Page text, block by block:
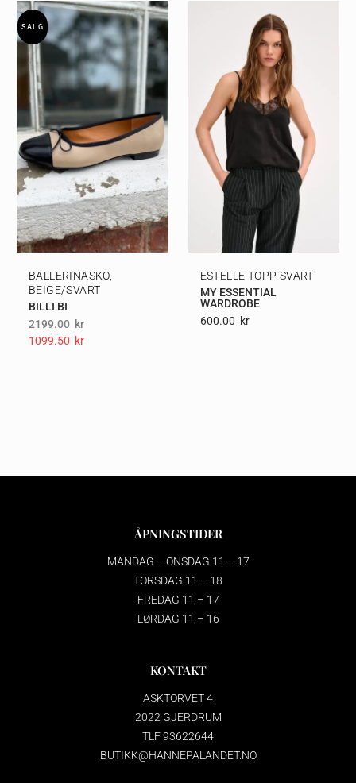
SALG
BALLERINASKO,
BEIGE/SVART
BILLI BI
2199.00 kr
1099.50 Kr
ESTELLE TOPP SVART
MY ESSENTIAL
WARDROBE
600.00 Kr
ÅPNINGSTIDER
MANDAG – ONSDAG 11 – 17
TORSDAG 11 – 18
FREDAG 11 – 17
LØRDAG 11 – 16
KONTAKT
ASKTORVET 4
2022 GJERDRUM
TLF 93622644
BUTIKK@HANNEPALANDET.NO